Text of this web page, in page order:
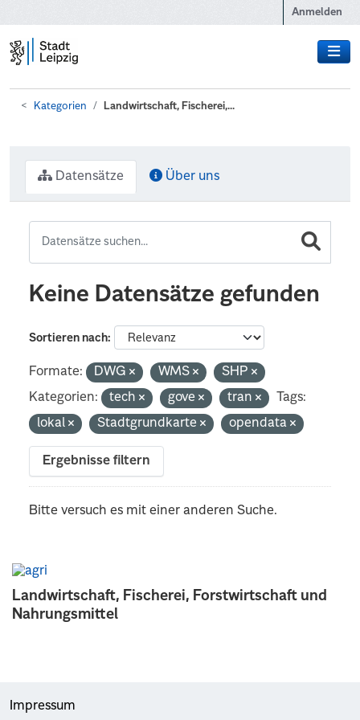
Anmelden
Kategorien Landwirtschaft, Fischerei,...
Landwirtschaft, Fischerei, Forstwirtschaft und
Nahrungsmittel
Datensätze Über uns
Keine Datensätze gefunden
Sortieren nach
Formate: DWG WMS
SHP
Kategorien:
tech gove tran
Tags:
lokal
Stadtgrundkarte opendata
Ergebnisse filtern
Bitte versuch es mit einer anderen Suche.
Impressum